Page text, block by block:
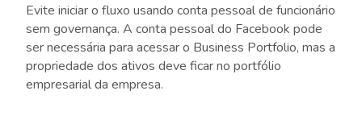
Evite iniciar o fluxo usando conta pessoal de funcionário
sem governança. A conta pessoal do Facebook pode
ser necessária para acessar o Business Portfolio, mas a
propriedade dos ativos deve ficar no portfólio
empresarial da empresa.